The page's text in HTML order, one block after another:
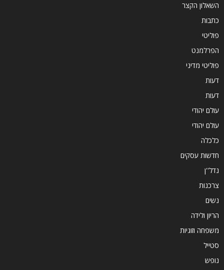
השאלון הקצר
כתבות
פוליטי
הפרלמנט
פוליטי מדיני
דעות
דעות
עולם יהודי
עולם יהודי
כלכלה
חדשות עסקים
נדל''ן
צרכנות
נשים
הריון ולידה
משפחה וזוגיות
סטייל
נופש